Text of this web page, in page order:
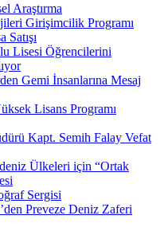
Araştırma
Girişimcilik Programı
Lisesi Öğrencilerini
Gemi İnsanlarına Mesaj
Lisans Programı
Kapt. Semih Falay Vefat
Ülkeleri için “Ortak
Sergisi
Preveze Deniz Zaferi